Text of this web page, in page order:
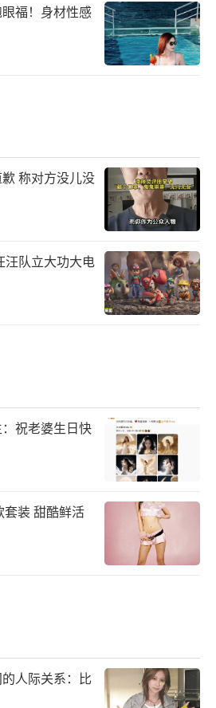
第一次陷入“涉黄”风波。
，2021年9月，四川成都的
在“小红书”App上发现，
和旅游局罚款30万元。（责
福！身材性感
称对方没儿没
汪队立大功大电
祝老婆生日快
装 甜酷鲜活
人际关系：比